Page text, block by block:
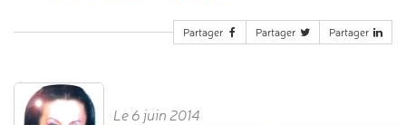
Partager Partager Partager
Le 6 juin 2014